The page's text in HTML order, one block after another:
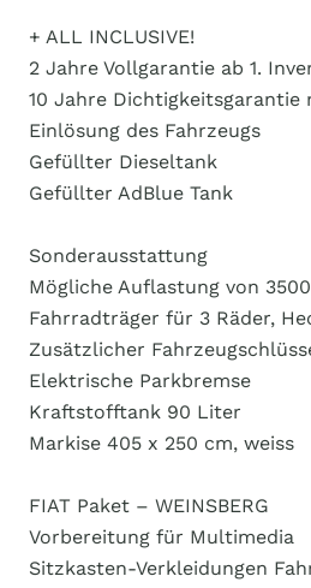
+ ALL INCLUSIVE!
2 Jahre Vollgarantie ab 1.
10 Jahre Dichtigkeitsgarantie
Einlösung des Fahrzeugs
Gefüllter Dieseltank
Gefüllter AdBlue Tank
Sonderausstattung
Mögliche Auflastung von
Fahrradträger für 3 Räder,
Zusätzlicher
Elektrische Parkbremse
Kraftstofftank 90 Liter
Markise 405 x 250 cm, weiss
FIAT Paket – WEINSBERG
Vorbereitung für Multimedia
Sitzkasten-Verkleidungen